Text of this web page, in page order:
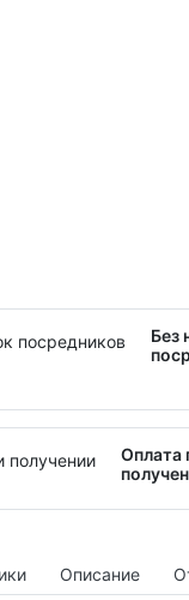
Без
Оплата
Описание